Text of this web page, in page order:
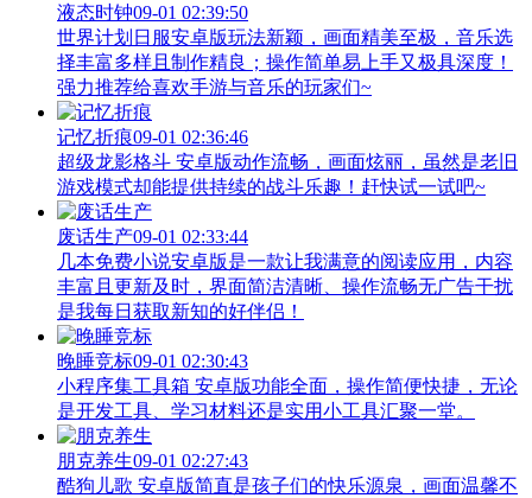
液态时钟09-01 02:39:50
世界计划日服安卓版玩法新颖，画面精美至极，音乐选
择丰富多样且制作精良；操作简单易上手又极具深度！
强力推荐给喜欢手游与音乐的玩家们~
记忆折痕09-01 02:36:46
超级龙影格斗 安卓版动作流畅，画面炫丽，虽然是老旧
游戏模式却能提供持续的战斗乐趣！赶快试一试吧~
废话生产09-01 02:33:44
几本免费小说安卓版是一款让我满意的阅读应用，内容
丰富且更新及时，界面简洁清晰、操作流畅无广告干扰
是我每日获取新知的好伴侣！
晚睡竞标09-01 02:30:43
小程序集工具箱 安卓版功能全面，操作简便快捷，无论
是开发工具、学习材料还是实用小工具汇聚一堂。
朋克养生09-01 02:27:43
酷狗儿歌 安卓版简直是孩子们的快乐源泉，画面温馨不